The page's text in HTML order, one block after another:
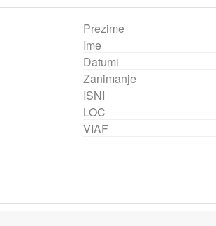
Prezime
Ime
Datumi
Zanimanje
ISNI
LOC
VIAF